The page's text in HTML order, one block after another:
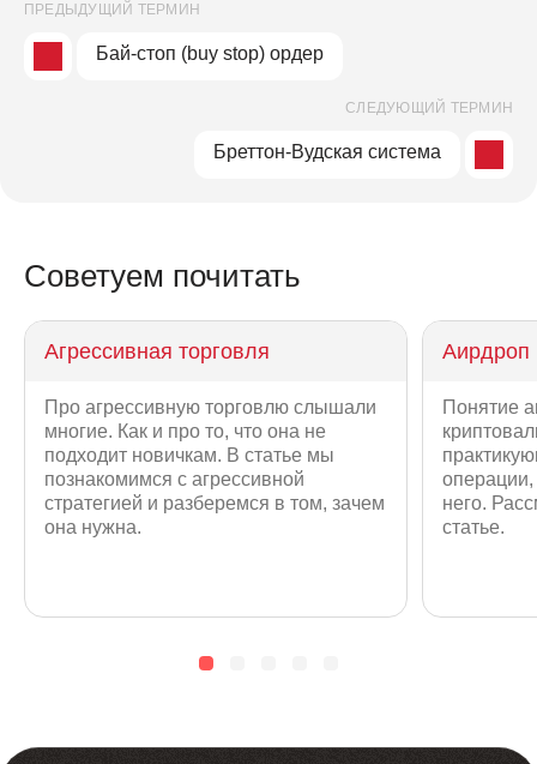
ПРЕДЫДУЩИЙ ТЕРМИН
Бай-стоп (buy stop) ордер
СЛЕДУЮЩИЙ ТЕРМИН
Бреттон-Вудская система
Советуем почитать
Агрессивная торговля
Про агрессивную торговлю слышали
многие. Как и про то, что она не
подходит новичкам. В статье мы
познакомимся с агрессивной
стратегией и разберемся в том, зачем
она нужна.
Аирдроп
Понятие
операции,
него.
статье.